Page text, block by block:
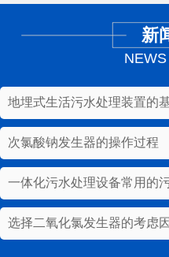
新
地埋式生活污水处理装置的
次氯酸钠发生器的操作过程
一体化污水处理设备常用的
选择二氧化氯发生器的考虑